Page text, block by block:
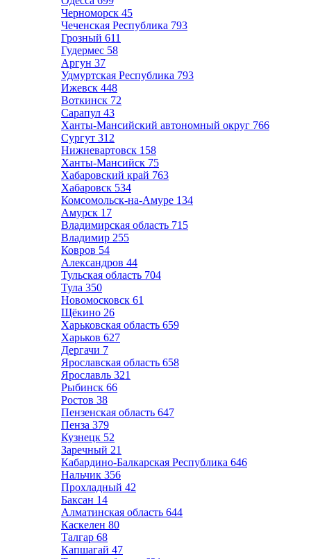
Черноморск 45
Чеченская Республика 793
Грозный 611
Гудермес 58
Аргун 37
Удмуртская Республика 793
Ижевск 448
Воткинск 72
Сарапул 43
Ханты-Мансийский автономный округ 766
Сургут 312
Нижневартовск 158
Ханты-Мансийск 75
Хабаровский край 763
Хабаровск 534
Комсомольск-на-Амуре 134
Амурск 17
Владимирская область 715
Владимир 255
Ковров 54
Александров 44
Тульская область 704
Тула 350
Новомосковск 61
Щёкино 26
Харьковская область 659
Харьков 627
Дергачи 7
Ярославская область 658
Ярославль 321
Рыбинск 66
Ростов 38
Пензенская область 647
Пенза 379
Кузнецк 52
Заречный 21
Кабардино-Балкарская Республика 646
Нальчик 356
Прохладный 42
Баксан 14
Алматинская область 644
Каскелен 80
Талгар 68
Капшагай 47